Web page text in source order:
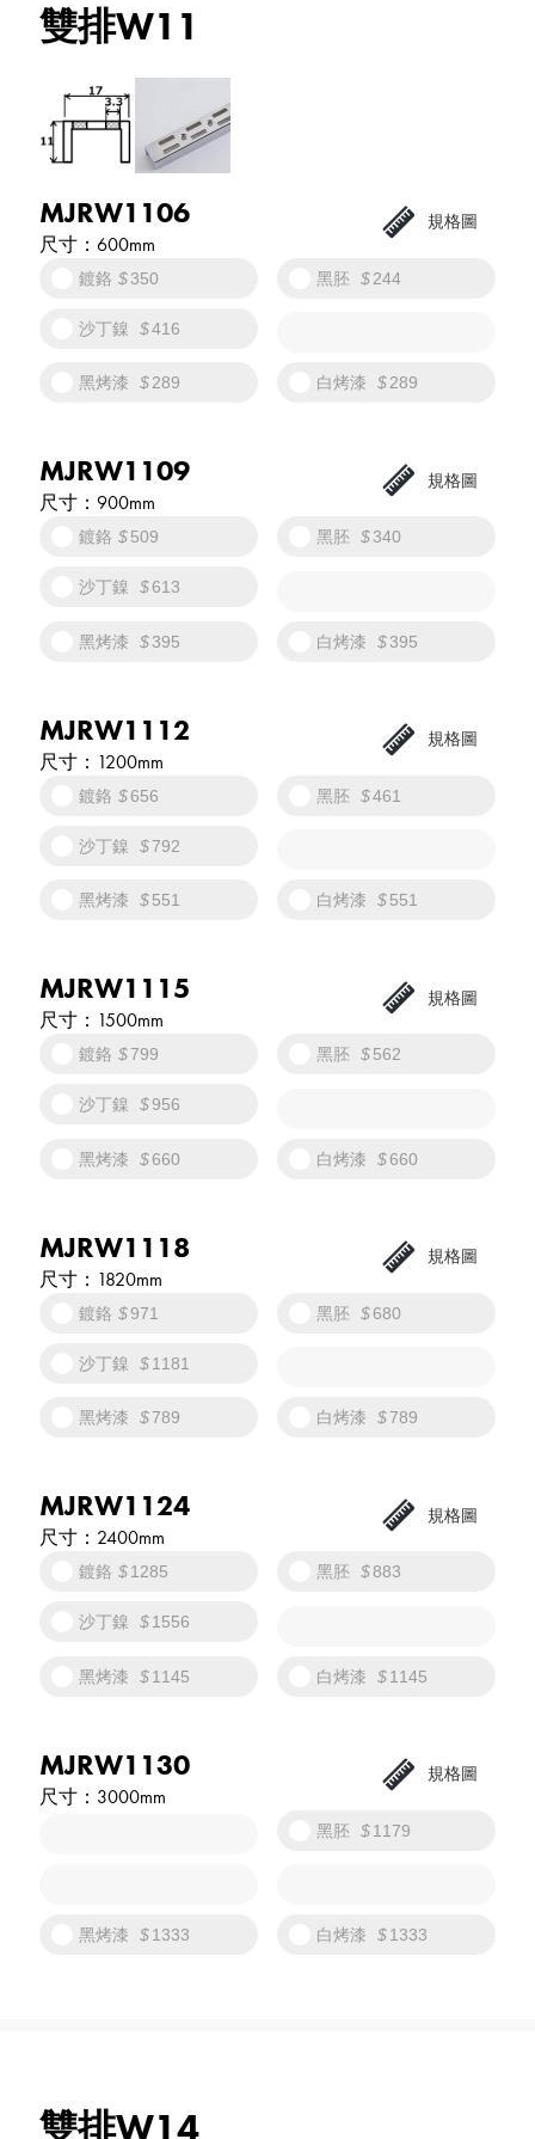
雙排W11
MJRW1106
600mm
鍍鉻 350 黑胚 244
沙丁鎳 416
黑烤漆 289 白烤漆 289
MJRW1109
900mm
鍍鉻 509 黑胚 340
沙丁鎳 613
黑烤漆 395 白烤漆 395
MJRW1112
1200mm
鍍鉻 656 黑胚 461
沙丁鎳 792
黑烤漆 551 白烤漆 551
MJRW1115
1500mm
鍍鉻 799 黑胚 562
沙丁鎳 956
黑烤漆 660 白烤漆 660
MJRW1118
1820mm
鍍鉻 971 黑胚 680
沙丁鎳 1181
黑烤漆 789 白烤漆 789
MJRW1124
2400mm
鍍鉻 1285 黑胚 883
沙丁鎳 1556
黑烤漆 1145 白烤漆 1145
MJRW1130
3000mm
黑胚 1179
黑烤漆 1333 白烤漆 1333